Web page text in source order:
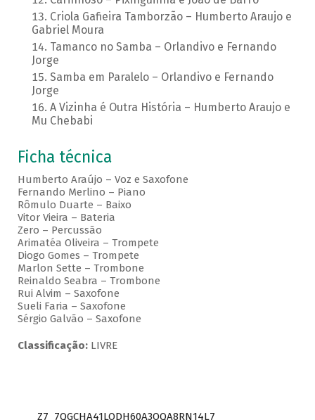
Criola Gafieira Tamborzão – Humberto Araujo e
Gabriel Moura
Tamanco no Samba – Orlandivo e Fernando
Jorge
Samba em Paralelo – Orlandivo e Fernando
Jorge
A Vizinha é Outra História – Humberto Araujo e
Mu Chebabi
Ficha técnica
Humberto Araújo – Voz e Saxofone
Fernando Merlino – Piano
Rômulo Duarte – Baixo
Vitor Vieira – Bateria
Zero – Percussão
Arimatéa Oliveira – Trompete
Diogo Gomes – Trompete
Marlon Sette – Trombone
Reinaldo Seabra – Trombone
Rui Alvim – Saxofone
Sueli Faria – Saxofone
Sérgio Galvão – Saxofone
Classificação:LIVRE
Z7_7QGCHA41LODH60A3OQA8RN14L7